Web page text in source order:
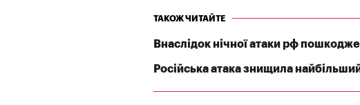
ТАКОЖ ЧИТАЙТЕ
Внаслідок нічної атаки рф
Російська атака знищила